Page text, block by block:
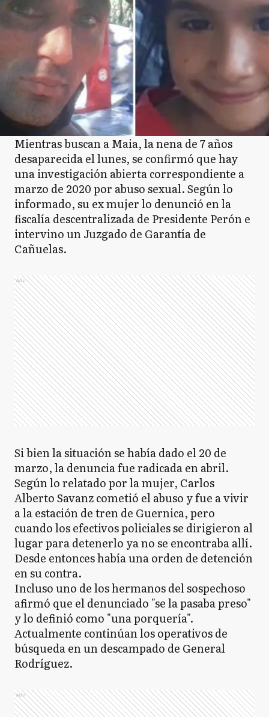
Mientras buscan a Maia, la nena de 7 años
desaparecida el lunes, se confirmó que hay
una investigación abierta correspondiente a
marzo de 2020 por abuso sexual. Según lo
informado, su ex mujer lo denunció en la
fiscalía descentralizada de Presidente Perón e
intervino un Juzgado de Garantía de
Cañuelas.
Ads
Si bien la situación se había dado el 20 de
marzo, la denuncia fue radicada en abril.
Según lo relatado por la mujer, Carlos
Alberto Savanz cometió el abuso y fue a vivir
a la estación de tren de Guernica, pero
cuando los efectivos policiales se dirigieron al
lugar para detenerlo ya no se encontraba allí.
Desde entonces había una orden de detención
en su contra.
Incluso uno de los hermanos del sospechoso
afirmó que el denunciado "se la pasaba preso"
y lo definió como "una porquería".
Actualmente continúan los operativos de
búsqueda en un descampado de General
Rodríguez.
Ads